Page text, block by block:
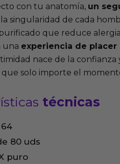
con tu anatomía, un
singularidad de cada
que reduce
una experiencia de
nace de la confianza
solo importe el
técnicas
80 uds
puro